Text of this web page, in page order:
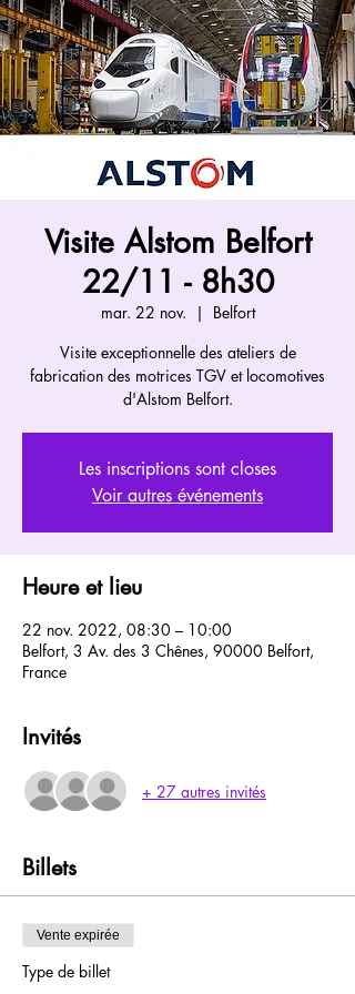
Visite Alstom Belfort
22/11 - 8h30
mar. 22 nov.
  |
Belfort
Visite exceptionnelle des ateliers de
fabrication des motrices TGV et locomotives
d'Alstom Belfort.
Les inscriptions sont closes
Voir autres événements
Heure et lieu
22 nov. 2022, 08:30 – 10:00
Belfort, 3 Av. des 3 Chênes, 90000 Belfort,
France
Invités
+ 27 autres invités
Billets
Vente expirée
Type de billet